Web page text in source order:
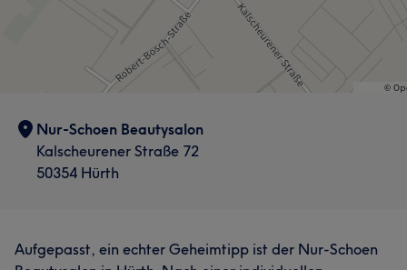
Nur-Schoen Beautysalon
Kalscheurener Straße 72
50354 Hürth
Aufgepasst, ein echter Geheimtipp ist der Nur-Schoen